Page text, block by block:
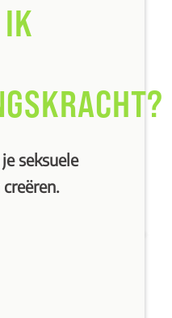
seksuele